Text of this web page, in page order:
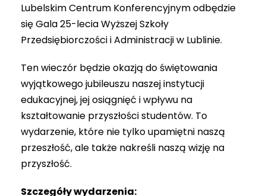
Lubelskim Centrum Konferencyjnym odbędzie
się Gala 25-lecia Wyższej Szkoły
Przedsiębiorczości i Administracji w Lublinie.
Ten wieczór będzie okazją do świętowania
wyjątkowego jubileuszu naszej instytucji
edukacyjnej, jej osiągnięć i wpływu na
kształtowanie przyszłości studentów. To
wydarzenie, które nie tylko upamiętni naszą
przeszłość, ale także nakreśli naszą wizję na
przyszłość.
Szczegóły wydarzenia: